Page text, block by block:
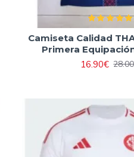
Camiseta Calidad
Primera
16.90€